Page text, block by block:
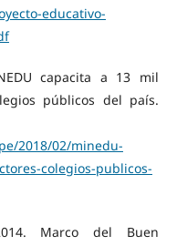
educativo-
capacita a 13 mil
públicos del país.
2018/02/minedu-
colegios-publicos-
Marco del Buen